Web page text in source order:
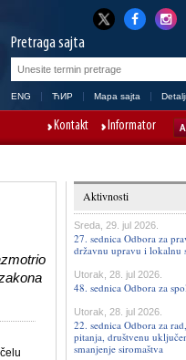
Pretraga sajta
ENG ЋИР Mapa sajta
Kontakt Informator
Aktivnosti
Sreda, 29. jul 2026.
27. sednica Odbora za
državnu upravu i lokalnu
Utorak, 28. jul 2026.
48. sednica Odbora za
Utorak, 28. jul 2026.
22. sednica Odbora za
pitanja, društvenu
smanjenje siromaštva